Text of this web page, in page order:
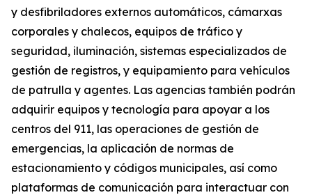
y desfibriladores externos automáticos, cámarxas
corporales y chalecos, equipos de tráfico y
seguridad, iluminación, sistemas especializados de
gestión de registros, y equipamiento para vehículos
de patrulla y agentes. Las agencias también podrán
adquirir equipos y tecnología para apoyar a los
centros del 911, las operaciones de gestión de
emergencias, la aplicación de normas de
estacionamiento y códigos municipales, así como
plataformas de comunicación para interactuar con